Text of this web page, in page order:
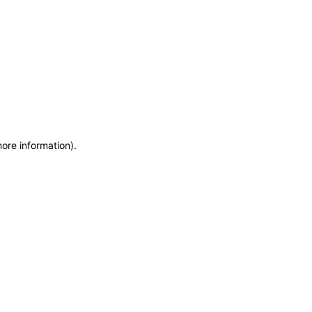
information).